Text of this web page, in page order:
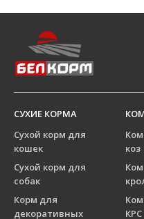
СУХИЕ КОРМА
Сухой корм для
кошек
Сухой корм для
собак
Корм для
декоративных
коз
КРС